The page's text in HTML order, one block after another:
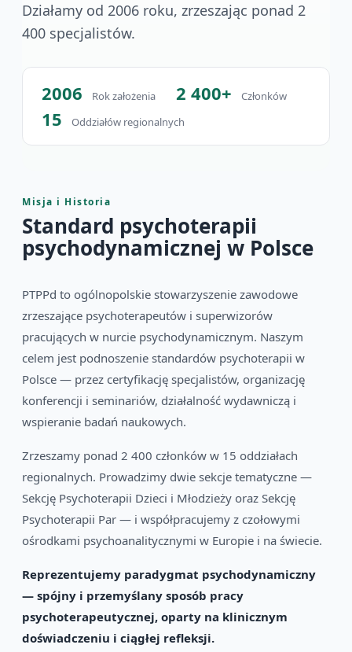
Działamy od 2006 roku, zrzeszając ponad 2
400 specjalistów.
2006 Rok założenia 2 400+ Członków
15 Oddziałów regionalnych
Misja i Historia
Standard psychoterapii
psychodynamicznej w Polsce
PTPPd to ogólnopolskie stowarzyszenie zawodowe
zrzeszające psychoterapeutów i superwizorów
pracujących w nurcie psychodynamicznym. Naszym
celem jest podnoszenie standardów psychoterapii w
Polsce — przez certyfikację specjalistów, organizację
konferencji i seminariów, działalność wydawniczą i
wspieranie badań naukowych.
Zrzeszamy ponad 2 400 członków w 15 oddziałach
regionalnych. Prowadzimy dwie sekcje tematyczne —
Sekcję Psychoterapii Dzieci i Młodzieży oraz Sekcję
Psychoterapii Par — i współpracujemy z czołowymi
ośrodkami psychoanalitycznymi w Europie i na świecie.
Reprezentujemy paradygmat psychodynamiczny
— spójny i przemyślany sposób pracy
psychoterapeutycznej, oparty na klinicznym
doświadczeniu i ciągłej refleksji.